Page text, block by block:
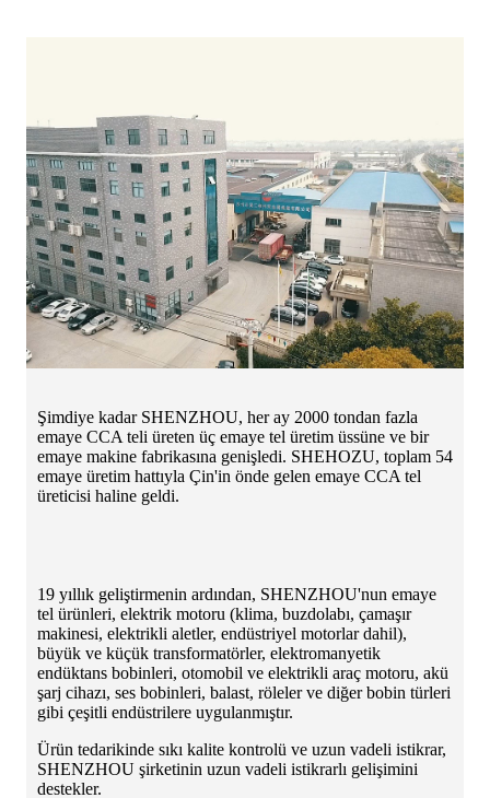
Şimdiye kadar SHENZHOU, her ay 2000 tondan fazla
emaye CCA teli üreten üç emaye tel üretim üssüne ve bir
emaye makine fabrikasına genişledi. SHEHOZU, toplam 54
emaye üretim hattıyla Çin'in önde gelen emaye CCA tel
üreticisi haline geldi.
19 yıllık geliştirmenin ardından, SHENZHOU'nun emaye
tel ürünleri, elektrik motoru (klima, buzdolabı, çamaşır
makinesi, elektrikli aletler, endüstriyel motorlar dahil),
büyük ve küçük transformatörler, elektromanyetik
endüktans bobinleri, otomobil ve elektrikli araç motoru, akü
şarj cihazı, ses bobinleri, balast, röleler ve diğer bobin türleri
gibi çeşitli endüstrilere uygulanmıştır.
Ürün tedarikinde sıkı kalite kontrolü ve uzun vadeli istikrar,
SHENZHOU şirketinin uzun vadeli istikrarlı gelişimini
destekler.